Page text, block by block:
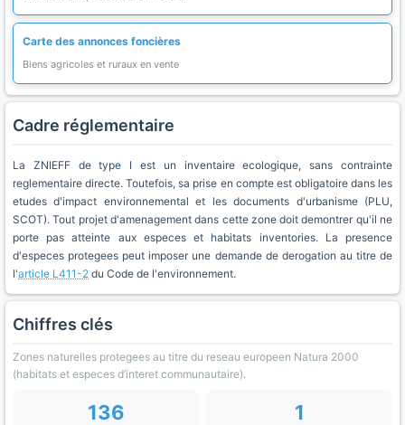
Carte des annonces foncières
Biens agricoles et ruraux en vente
Cadre réglementaire
La ZNIEFF de type I est un inventaire ecologique, sans contrainte
reglementaire directe. Toutefois, sa prise en compte est obligatoire dans les
etudes d'impact environnemental et les documents d'urbanisme (PLU,
SCOT). Tout projet d'amenagement dans cette zone doit demontrer qu'il ne
porte pas atteinte aux especes et habitats inventories. La presence
d'especes protegees peut imposer une demande de derogation au titre de
l'article L411-2 du Code de l'environnement.
Chiffres clés
Zones naturelles protegees au titre du reseau europeen Natura 2000
(habitats et especes d’interet communautaire).
136 1